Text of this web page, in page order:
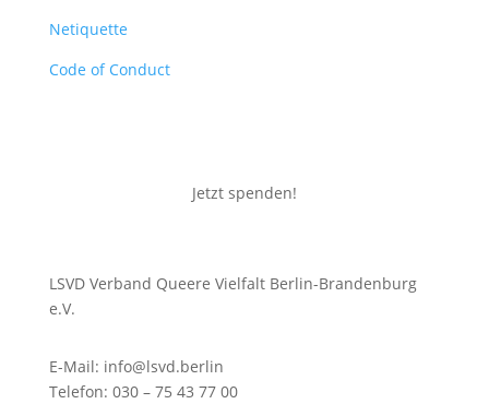
Netiquette
Code of Conduct
Jetzt spenden!
LSVD Verband Queere Vielfalt Berlin-Brandenburg
e.V.
E-Mail: info@lsvd.berlin
Telefon: 030 – 75 43 77 00